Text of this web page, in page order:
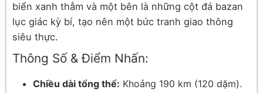
biển xanh thẫm và một bên là những cột đá bazan
lục giác kỳ bí, tạo nên một bức tranh giao thông
siêu thực.
Thông Số & Điểm Nhấn:
Chiều dài tổng thể: Khoảng 190 km (120 dặm).